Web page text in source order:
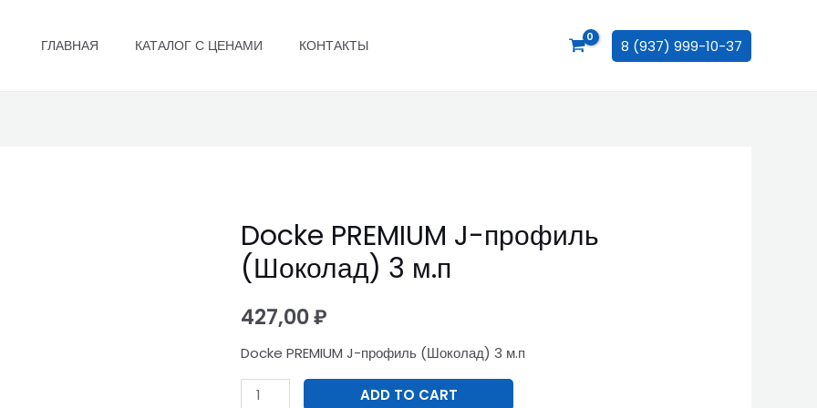
ГЛАВНАЯ КАТАЛОГ С ЦЕНАМИ КОНТАКТЫ 8 (937) 999-10-37
Docke PREMIUM J-профиль
(Шоколад) 3 м.п
427,00₽
Docke PREMIUM J-профиль (Шоколад) 3 м.п
Docke
PREMIUM
J-
профиль
(Шоколад)
3
м.п
quantity
ADD TO CART